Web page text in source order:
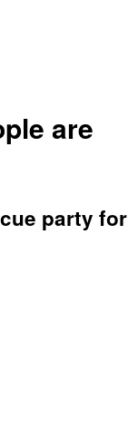
are
party for